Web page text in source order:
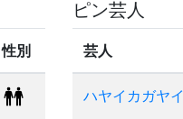
性別
ピン芸人
芸人
ハヤイカガヤイ